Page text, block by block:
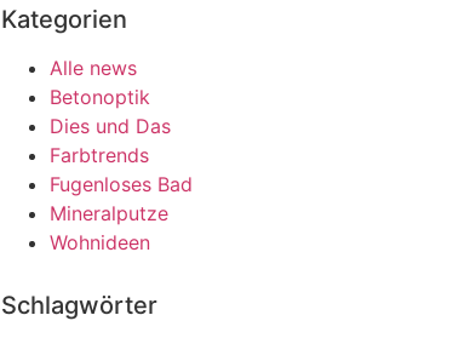
Kategorien
Alle news
Betonoptik
Dies und Das
Farbtrends
Fugenloses Bad
Mineralputze
Wohnideen
Schlagwörter